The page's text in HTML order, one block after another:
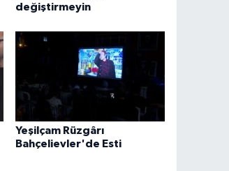
değiştirmeyin
Yeşilçam Rüzgârı
Bahçelievler'de Esti